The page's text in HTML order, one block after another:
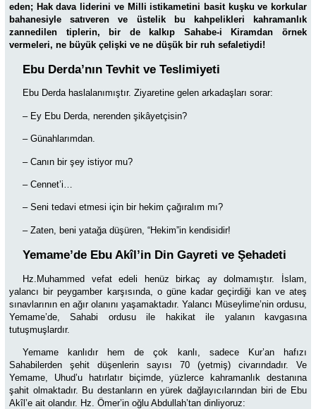
eden; Hak dava liderini ve Milli istikametini basit kuşku ve korkular
bahanesiyle satıveren ve üstelik bu kahpelikleri kahramanlık
zannedilen tiplerin, bir de kalkıp Sahabe-i Kiramdan örnek
vermeleri, ne büyük çelişki ve ne düşük bir ruh sefaletiydi!
Ebu Derda’nın Tevhit ve Teslimiyeti
Ebu Derda haslalanımıştır. Ziyaretine gelen arkadaşları sorar:
– Ey Ebu Derda, nerenden şikâyetçisin?
– Günahlarımdan.
– Canın bir şey istiyor mu?
– Cennet’i…
– Seni tedavi etmesi için bir hekim çağıralım mı?
– Zaten, beni yatağa düşüren, “Hekim”in kendisidir!
Yemame’de Ebu Akîl’in Din Gayreti ve Şehadeti
Hz.Muhammed vefat edeli henüz birkaç ay dolmamıştır. İslam,
yalancı bir peygamber karşısında, o güne kadar geçirdiği kan ve ateş
sınavlarının en ağır olanını yaşamaktadır. Yalancı Müseylime’nin ordusu,
Yemame’de, Sahabi ordusu ile hakikat ile yalanın kavgasına
tutuşmuşlardır.
Yemame kanlıdır hem de çok kanlı, sadece Kur’an hafızı
Sahabilerden şehit düşenlerin sayısı 70 (yetmiş) civarındadır. Ve
Yemame, Uhud’u hatırlatır biçimde, yüzlerce kahramanlık destanına
şahit olmaktadır. Bu destanların en yürek dağlayıcılarından biri de Ebu
Akîl’e ait olandır. Hz. Ömer’in oğlu Abdullah’tan dinliyoruz: